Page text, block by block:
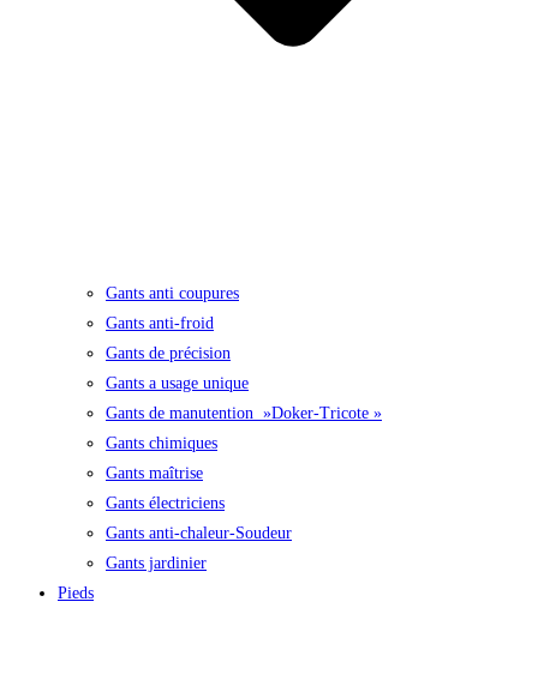
Gants anti coupures
Gants anti-froid
Gants de précision
Gants a usage unique
Gants de manutention »Doker-Tricote »
Gants chimiques
Gants maîtrise
Gants électriciens
Gants anti-chaleur-Soudeur
Gants jardinier
Pieds